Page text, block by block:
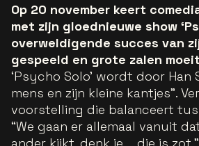
Op 20 november keert
met zijn gloednieuwe show
overweldigende succes van
gespeeld en grote zalen
‘Psycho Solo’ wordt door
mens en zijn kleine kantjes”.
voorstelling die balanceert
“We gaan er allemaal vanuit
ander kijkt, denk je … die is zot.”